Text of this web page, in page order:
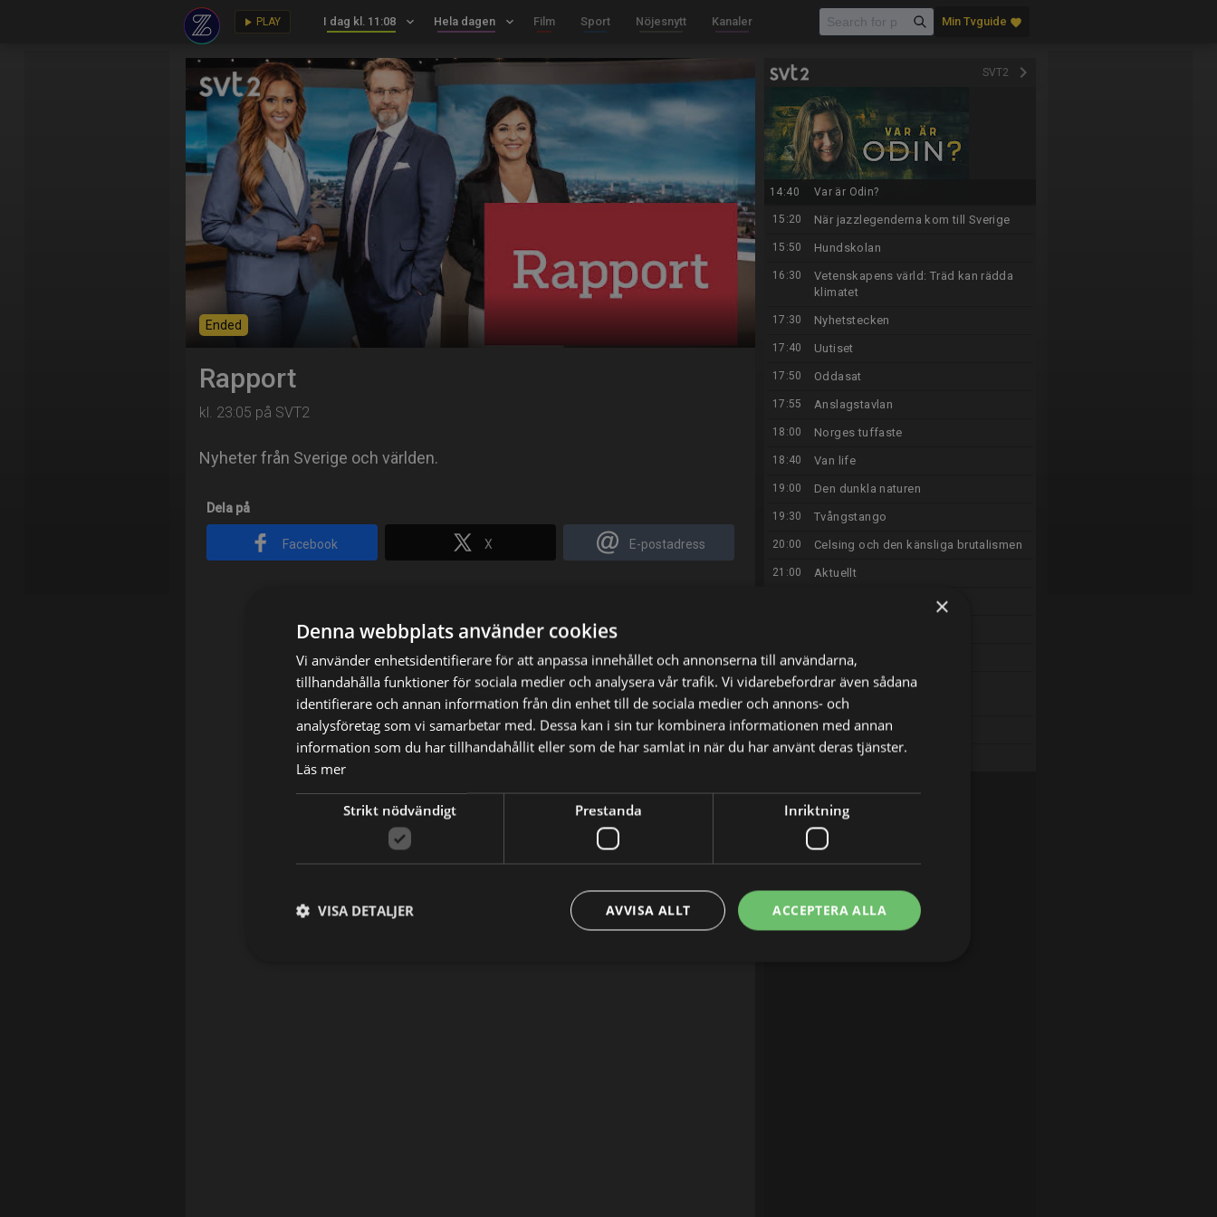
play_arrow PLAY I dag kl. 11:08 keyboard_arrow_down Hela dagen keyboard_arrow_down Film Sport Nöjesnytt Kanaler Min Tvguide favorite
Ended
Rapport
kl. 23:05 på SVT2
Nyheter från Sverige och världen.
Dela på
Facebook X E-postadress
SVT2 keyboard_arrow_right
14:40 Var är Odin?
15:20 När jazzlegenderna kom till Sverige
15:50 Hundskolan
16:30
Vetenskapens värld: Träd kan rädda
klimatet
17:30 Nyhetstecken
17:40 Uutiset
17:50 Oddasat
17:55 Anslagstavlan
18:00 Norges tuffaste
18:40 Van life
19:00 Den dunkla naturen
19:30 Tvångstango
20:00 Celsing och den känsliga brutalismen
21:00 Aktuellt
23:15 Ett annat land
00:45
Finlandsfärjornas försvunna
passagerare
01:15 Sändningsuppehåll
Sändningsuppehåll
×
Denna webbplats använder cookies
Vi använder enhetsidentifierare för att anpassa innehållet och annonserna till användarna,
tillhandahålla funktioner för sociala medier och analysera vår trafik. Vi vidarebefordrar även sådana
identifierare och annan information från din enhet till de sociala medier och annons- och
analysföretag som vi samarbetar med. Dessa kan i sin tur kombinera informationen med annan
information som du har tillhandahållit eller som de har samlat in när du har använt deras tjänster.
Läs mer
Strikt nödvändigt Prestanda Inriktning
ACCEPTERA ALLA
AVVISA ALLT
VISA DETALJER